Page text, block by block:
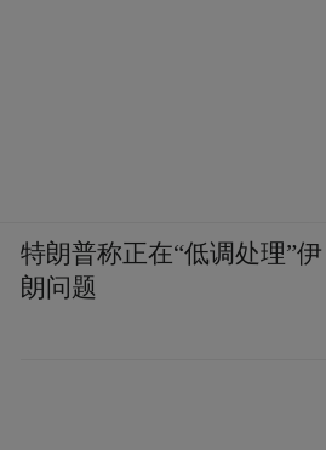
特朗普称正在“低调处理”伊
朗问题